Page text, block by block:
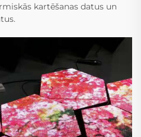
kartēšanas datus un